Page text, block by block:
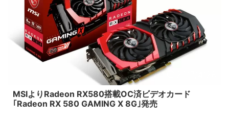
MSIよりRadeon RX580搭載OC済ビデオカード
｢Radeon RX 580 GAMING X 8G｣発売